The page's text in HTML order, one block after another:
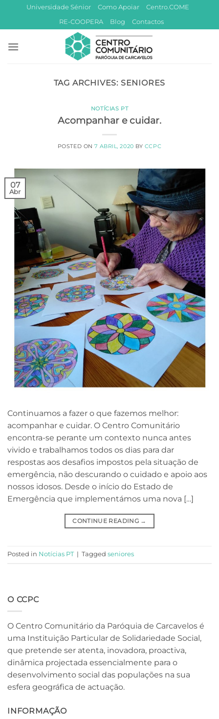
content
Universidade Sénior Como Apoiar
Centro.COME
RE-COOPERA
Blog Contactos
TAG ARCHIVES: SENIORES
NOTÍCIAS PT
Acompanhar e cuidar.
POSTED ON7 ABRIL, 2020 BY CCPC
07
Abr
Continuamos a fazer o que fazemos melhor:
acompanhar e cuidar. O Centro Comunitário
encontra-se perante um contexto nunca antes
vivido e trabalhamos todos os dias para dar
respostas aos desafios impostos pela situação de
emergência, não descurando o cuidado e apoio aos
nossos idosos. Desde o início do Estado de
Emergência que implementámos uma nova […]
CONTINUE READING →
Posted in Notícias PT | Tagged seniores
O CCPC
O Centro Comunitário da Paróquia de Carcavelos é
uma Instituição Particular de Solidariedade Social,
que pretende ser atenta, inovadora, proactiva,
dinâmica projectada essencialmente para o
desenvolvimento social das populações na sua
esfera geográfica de actuação.
INFORMAÇÃO